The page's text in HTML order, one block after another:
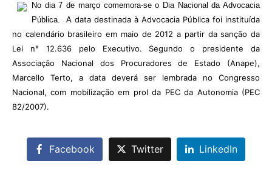
No dia 7 de março comemora-se o Dia Nacional da Advocacia
Pública. A data destinada à Advocacia Pública foi instituída
no calendário brasileiro em maio de 2012 a partir da sanção da
Lei n° 12.636 pelo Executivo.
Segundo o presidente da
Associação Nacional dos Procuradores de Estado (Anape),
Marcello Terto, a data deverá ser lembrada no Congresso
Nacional, com mobilização em prol da PEC da Autonomia (PEC
82/2007).
Facebook Twitter LinkedIn